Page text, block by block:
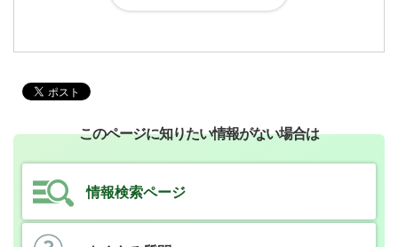
このページに知りたい情報がない場合は
情報検索ページ